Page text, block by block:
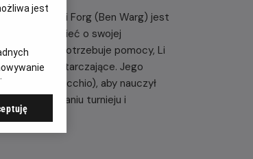
kurg fu Li Forg (Ben Warg) jest
się zapomnieć o swojej
znajoma potrzebuje pomocy, Li
się niewystarczające. Jego
(Ralph Macchio), aby nauczył
Li w wygraniu turnieju i
jest